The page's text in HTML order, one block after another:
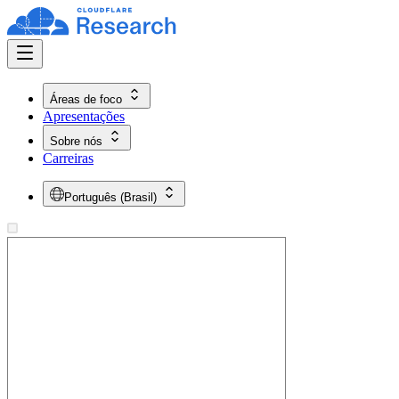
Áreas de foco
Apresentações
Sobre nós
Carreiras
Português (Brasil)